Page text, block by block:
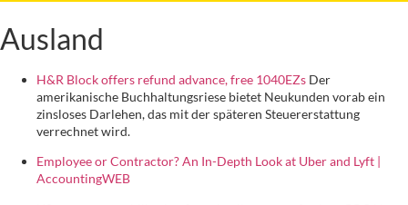
Ausland
H&R Block offers refund advance, free 1040EZs Der
amerikanische Buchhaltungsriese bietet Neukunden vorab ein
zinsloses Darlehen, das mit der späteren Steuererstattung
verrechnet wird.
Employee or Contractor? An In-Depth Look at Uber and Lyft |
AccountingWEB